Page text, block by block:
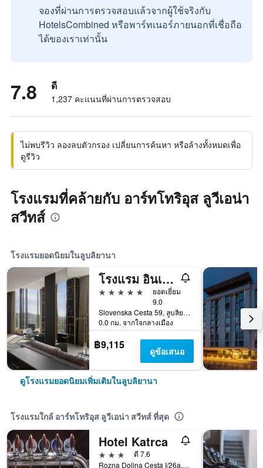
จองที่ผ่านการตรวจสอบแล้วจากผู้ใช้จริงกับ
HotelsCombined หรือพาร์ทเนอร์ภายนอกที่เชื่อถือ
ได้ของเราเท่านั้น
7.8 ดี
1,237 คะแนนที่ผ่านการตรวจสอบ
ไม่พบรีวิว ลองลบตัวกรอง เปลี่ยนการค้นหา หรือล้างทั้งหมดเพื่อ
ดูรีวิว
โรงแรมที่คล้ายกับ อาร์ทโทริอุส ลูวีเอน่า
สวีทส์
โรงแรมยอดนิยมในลูบลิยานา
โรงแรม อินเตอร์คอนติเนนตัล ลูบลิยานา บาย IHG
5 ดาว
ยอดเยี่ยม
9.0
Slovenska Cesta 59, ลูบลิยานา, สโลวีเนีย
0.0 กม. จากใจกลางเมือง
฿9,115 ดูข้อเสนอ
ดูโรงแรมยอดนิยมเพิ่มเติมในลูบลิยานา
โรงแรมใกล้ อาร์ทโทริอุส ลูวีเอน่า สวีทส์ ที่สุด
Hotel Katrca
3 ดาว
ดี 7.6
Rozna Dolina Cesta I/26a, ลูบลิยานา, สโลวีเนีย